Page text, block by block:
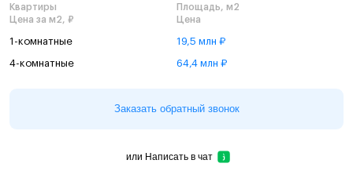
Квартиры
Площадь, м2
Цена за м2, ₽
Цена
1-комнатные 19,5 млн ₽
4-комнатные 64,4 млн ₽
Заказать обратный звонок
или Написать в чат